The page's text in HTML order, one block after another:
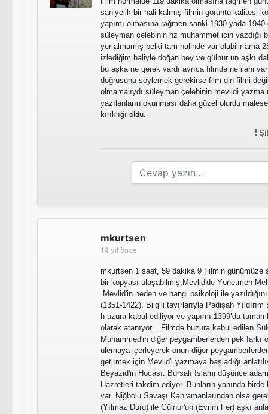
saniyelik bir hali kalmış filmin görüntü kalitesi
yapımı olmasına rağmen sanki 1930 yada
süleyman çelebinin hz muhammet için yazdığı
yer almamış belki tam halinde var olabilir ama
izlediğim haliyle doğan bey ve gülnur un aşkı
bu aşka ne gerek vardı ayrıca filmde ne ilahi
doğrusunu söylemek gerekirse film din filmi
olmamalıydı süleyman çelebinin mevlidi yazma
yazılanların okunması daha güzel olurdu
kırıklığı oldu.
mkurtsen
14 yıl önce
mkurtsen 1 saat, 59 dakika 9 Filmin günümüze
bir kopyası ulaşabilmiş,Mevlid'de Yönetmen
.Mevlid'in neden ve hangi psikoloji ile
(1351-1422). Bilgili tavırlarıyla Padişah
h uzura kabul ediliyor ve yapımı 1399’da
olarak atanıyor... Filmde huzura kabul edilen
Muhammed'in diğer peygamberlerden pek farkı
ulemaya içerleyerek onun diğer
getirmek için Mevlid'i yazmaya başladığı
Beyazid'in Hocası. Bursalı İslami düşünce
Hazretleri takdim ediyor. Bunların yanında
var. Niğbolu Savaşı Kahramanlarından olsa
(Yılmaz Duru) ile Gülnur'un (Evrim Fer) aşkı